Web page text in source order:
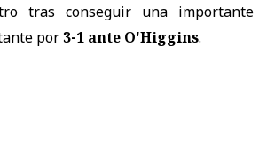
tras conseguir una importante
por 3-1 ante O'Higgins.